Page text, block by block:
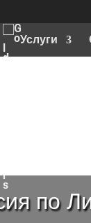
Услуги
по